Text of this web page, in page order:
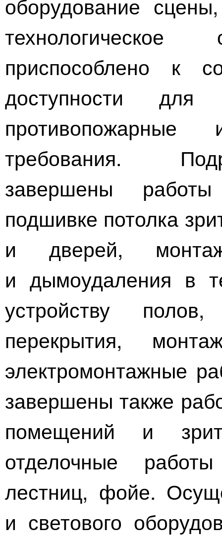
приспособлено к
доступности для
противопожарные
требования.
завершены
подшивке потолка
и дверей,
и дымоудаления в
устройству
перекрытия,
электромонтажные
завершены также
помещений и
отделочные
лестниц, фойе.
и светового